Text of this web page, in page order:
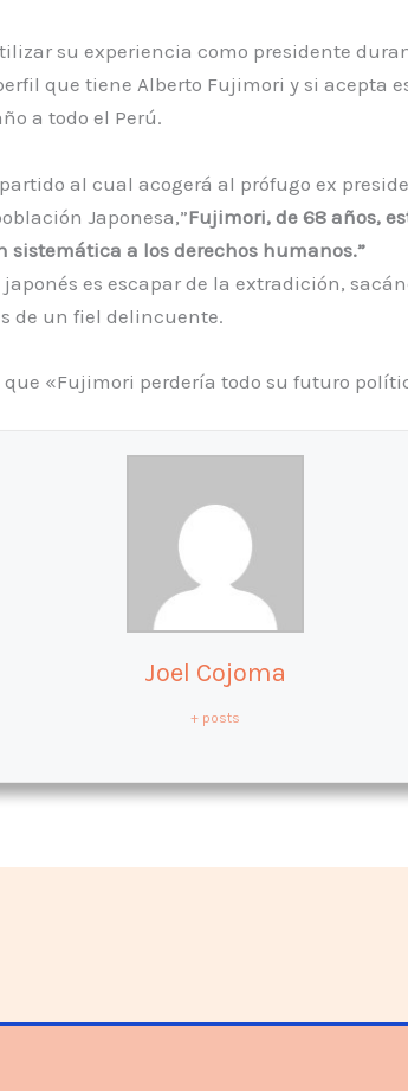
su experiencia como presidente
que tiene Alberto Fujimori y si acepta
a todo el Perú.
al cual acogerá al prófugo ex
Japonesa,”Fujimori, de 68 años,
sistemática a los derechos humanos.”
es escapar de la extradición,
de un fiel delincuente.
«Fujimori perdería todo su futuro
Joel Cojoma
+ posts